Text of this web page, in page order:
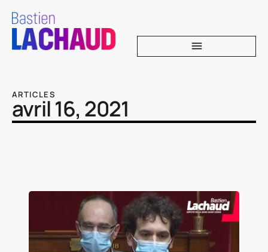
ARTICLES
avril 16, 2021